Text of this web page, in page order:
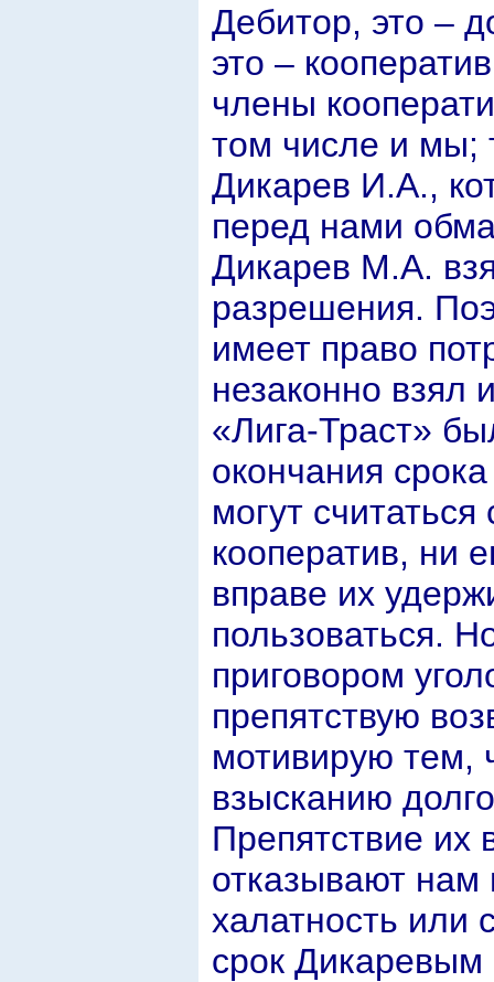
Дебитор, это –
это –
члены
том числе и мы;
Дикарев И.А.,
перед нами
Дикарев М.А.
разрешения.
имеет право
незаконно взял
«Лига-Траст»
окончания
могут
кооператив, ни
вправе их
пользоваться.
приговором
препятствую
мотивирую тем,
взысканию
Препятствие их
отказывают нам
халатность или
срок